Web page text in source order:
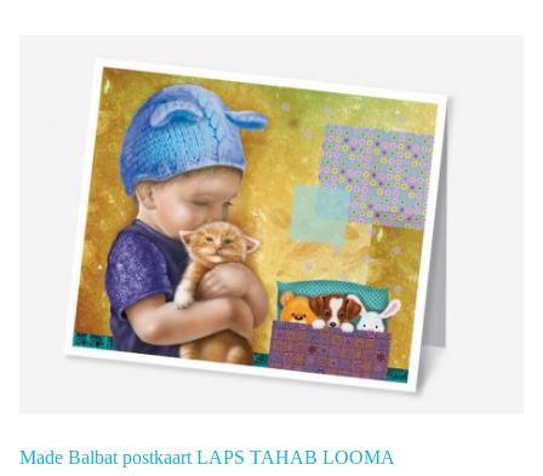
Made Balbat postkaart LAPS TAHAB LOOMA